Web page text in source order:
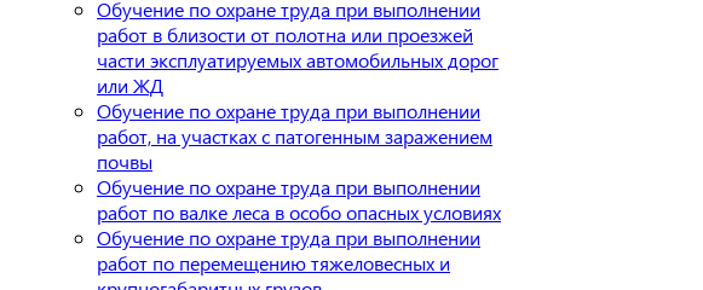
Обучение по охране труда при выполнении
работ в близости от полотна или проезжей
части эксплуатируемых автомобильных дорог
или ЖД
Обучение по охране труда при выполнении
работ, на участках с патогенным заражением
почвы
Обучение по охране труда при выполнении
работ по валке леса в особо опасных условиях
Обучение по охране труда при выполнении
работ по перемещению тяжеловесных и